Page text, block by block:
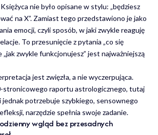
nie było opisane w stylu: „będziesz
na X”. Zamiast tego przedstawiono je jako
emocji, czyli sposób, w jaki zwykle reaguję
To przesunięcie z pytania „co się
„jak zwykle funkcjonujesz” jest najważniejszą
jest zwięzła, a nie wyczerpująca.
stronicowego raportu astrologicznego, tutaj
jednak potrzebuje szybkiego, sensownego
narzędzie spełnia swoje zadanie.
wgląd bez przesadnych